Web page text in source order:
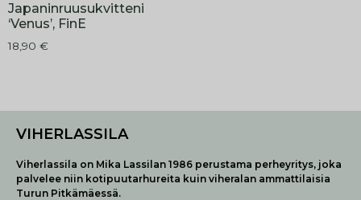
Japaninruusukvitteni
‘Venus’, FinE
18,90 €
VIHERLASSILA
Viherlassila on Mika Lassilan 1986 perustama perheyritys, joka
palvelee niin kotipuutarhureita kuin viheralan ammattilaisia
Turun Pitkämäessä.